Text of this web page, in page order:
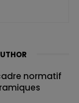
normatif